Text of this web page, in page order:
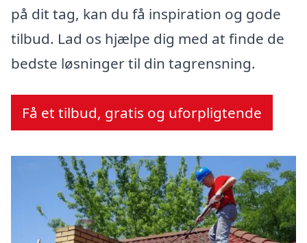
på dit tag, kan du få inspiration og gode
tilbud. Lad os hjælpe dig med at finde de
bedste løsninger til din tagrensning.
Få et tilbud, gratis og uforpligtende